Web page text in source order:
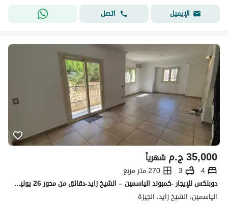
الإيميل
اتصل
ج.م35,000 شهرياً
4
3
270 متر مربع
دوبلكس للإيجار -كمبوند الياسمين – الشيخ زايد-دقائق من محور 26 يوليو ووصلة دهشور. • قريب من أركان بلازا وبارك ستريت وهايبر وان.
الياسمين، الشيخ زايد، الجيزة